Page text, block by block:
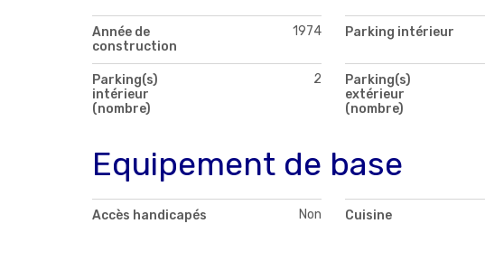
Année de
construction
1974 Parking intérieur
Parking(s)
intérieur
(nombre)
2
Parking(s)
extérieur
(nombre)
Equipement de base
Accès handicapés Non Cuisine